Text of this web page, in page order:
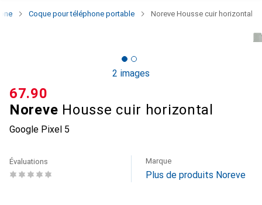
Coque pour téléphone portable Noreve Housse cuir horizontal
2 images
Noreve Housse cuir horizontal
Google Pixel 5
CHF
67.90
Évaluations Marque
Plus de produits Noreve